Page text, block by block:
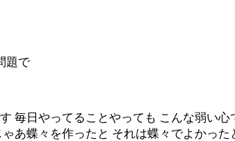
題で
毎日やってることやっても こんな弱い
あ蝶々を作ったと それは蝶々でよかっ